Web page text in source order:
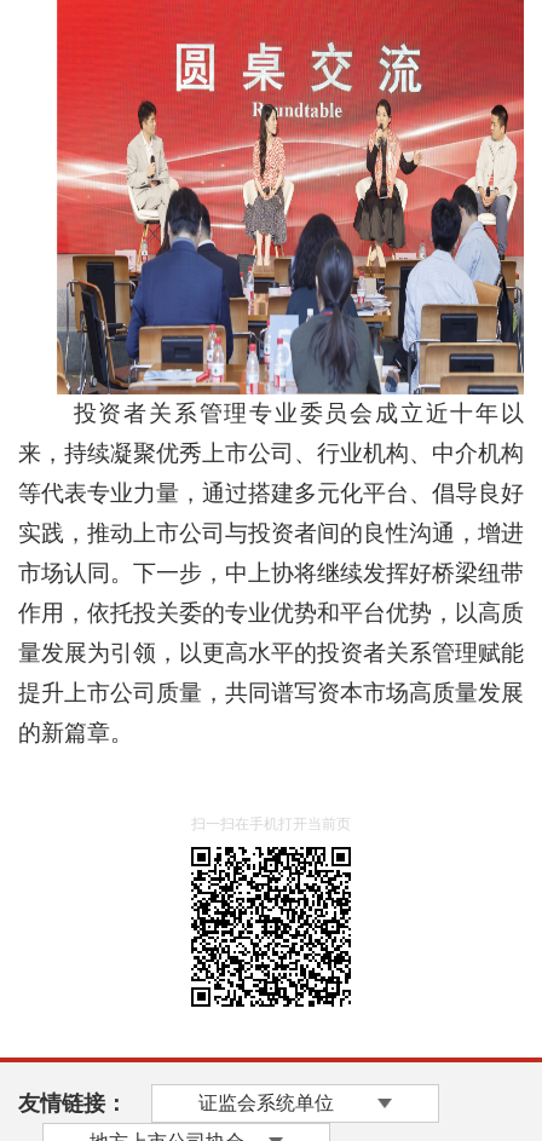
投资者关系管理专业委员会成立近十年以
来，持续凝聚优秀上市公司、行业机构、中介机构
等代表专业力量，通过搭建多元化平台、倡导良好
实践，推动上市公司与投资者间的良性沟通，增进
市场认同。下一步，中上协将继续发挥好桥梁纽带
作用，依托投关委的专业优势和平台优势，以高质
量发展为引领，以更高水平的投资者关系管理赋能
提升上市公司质量，共同谱写资本市场高质量发展
的新篇章。
扫一扫在手机打开当前页
友情链接：
证监会系统单位